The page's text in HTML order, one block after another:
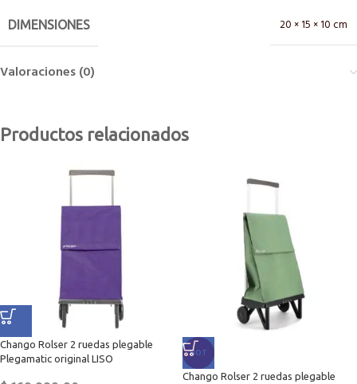
DIMENSIONES 20 × 15 × 10 cm
Valoraciones (0)
Productos relacionados
Chango Rolser 2 ruedas plegable
Plegamatic original LISO
HOT
Chango Rolser 2 ruedas plegable